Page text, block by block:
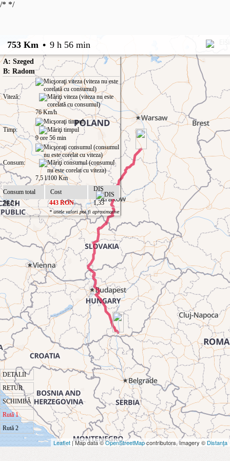
/* */
753 Km • 9 h 56 min
DETALII
RETUR
SCHIMBĂ
Rută 1
Rută 2
A: Szeged
B: Radom
Viteză:
76 Km/h
Timp:
9 ore 56 min
Consum:
7,5 l/100 Km
Consum total
Cost
DIS
56,5 l
443 RON 1,33
* unele valori pot fi aproximative